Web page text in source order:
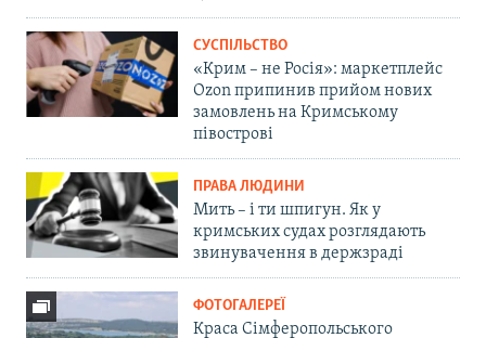
СУСПІЛЬСТВО
«Крим – не Росія»: маркетплейс
Ozon припинив прийом нових
замовлень на Кримському
півострові
ПРАВА ЛЮДИНИ
Мить – і ти шпигун. Як у
кримських судах розглядають
звинувачення в держзраді
ФОТОГАЛЕРЕЇ
Краса Сімферопольського